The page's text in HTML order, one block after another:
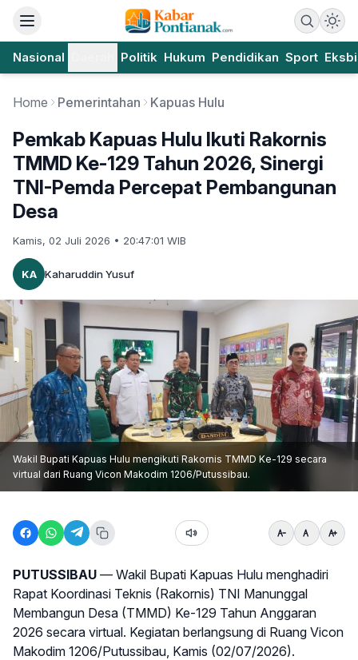
Nasional Politik Hukum Pendidikan Sport
Home Pemerintahan Kapuas Hulu
Pemkab Kapuas Hulu Ikuti Rakornis
TMMD Ke-129 Tahun 2026, Sinergi
TNI-Pemda Percepat Pembangunan
Desa
Kamis, 02 Juli 2026 • 20:47:01 WIB
KA Kaharuddin Yusuf
Wakil Bupati Kapuas Hulu mengikuti Rakornis TMMD Ke-129 secara
virtual dari Ruang Vicon Makodim 1206/Putussibau.
PUTUSSIBAU — Wakil Bupati Kapuas Hulu menghadiri
Rapat Koordinasi Teknis (Rakornis) TNI Manunggal
Membangun Desa (TMMD) Ke-129 Tahun Anggaran
2026 secara virtual. Kegiatan berlangsung di Ruang Vicon
Makodim 1206/Putussibau, Kamis (02/07/2026).